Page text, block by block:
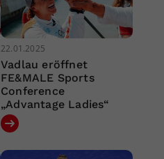
22.01.2025
Vadlau eröffnet
FE&MALE Sports
Conference
„Advantage Ladies“